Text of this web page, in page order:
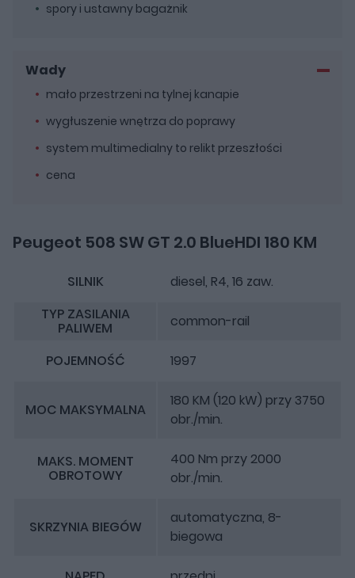
spory i ustawny bagażnik
Wady
mało przestrzeni na tylnej kanapie
wygłuszenie wnętrza do poprawy
system multimedialny to relikt przeszłości
cena
Peugeot 508 SW GT 2.0 BlueHDI 180 KM
SILNIK
diesel, R4, 16 zaw.
TYP ZASILANIA
PALIWEM common-rail
POJEMNOŚĆ 1997
MOC MAKSYMALNA
180 KM (120 kW) przy 3750
obr./min.
MAKS. MOMENT
OBROTOWY
400 Nm przy 2000
obr./min.
SKRZYNIA BIEGÓW
automatyczna, 8-
biegowa